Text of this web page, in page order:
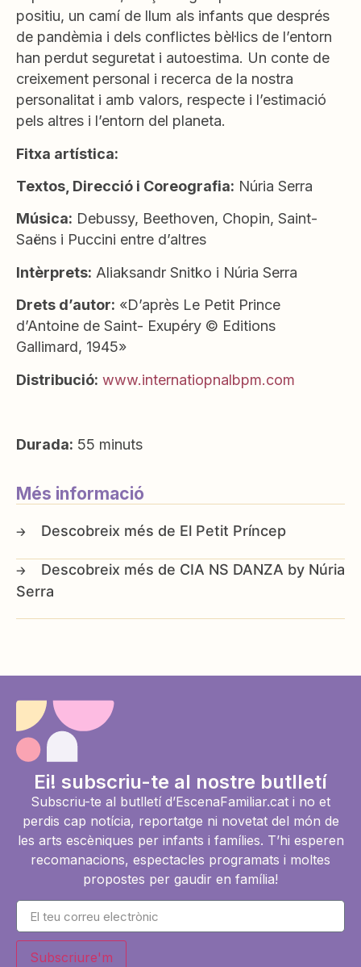
positiu, un camí de llum als infants que després
de pandèmia i dels conflictes bèl·lics de l’entorn
han perdut seguretat i autoestima. Un conte de
creixement personal i recerca de la nostra
personalitat i amb valors, respecte i l’estimació
pels altres i l’entorn del planeta.
Fitxa artística:
Textos, Direcció i Coreografia: Núria Serra
Música: Debussy, Beethoven, Chopin, Saint-
Saëns i Puccini entre d’altres
Intèrprets: Aliaksandr Snitko i Núria Serra
Drets d’autor: «D’après Le Petit Prince
d’Antoine de Saint- Exupéry © Editions
Gallimard, 1945»
Distribució: www.internatiopnalbpm.com
Durada: 55 minuts
Més informació
El Petit Príncep
CIA NS DANZA by Núria
Serra
Ei! subscriu-te al nostre butlletí
Subscriu-te al butlletí d’EscenaFamiliar.cat i no et
perdis cap notícia, reportatge ni novetat del món de
les arts escèniques per infants i famílies. T’hi esperen
recomanacions, espectacles programats i moltes
propostes per gaudir en família!
Subscriure'm